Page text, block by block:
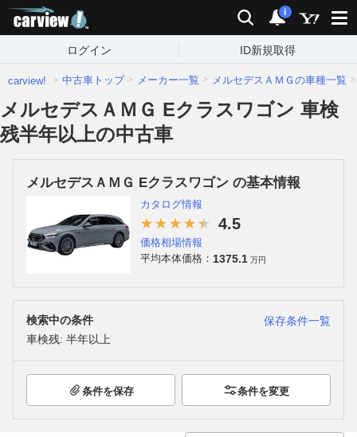
検索 通知
i
ログイン ID新規取得
carview! 中古車トップ メーカー一覧 メルセデスＡＭＧの車種一覧
メルセデスＡＭＧ Eクラスワゴン 車検
残半年以上の中古車
メルセデスＡＭＧ Eクラスワゴン の基本情報
カタログ情報
4.5
価格相場情報
平均本体価格： 1375.1 万円
検索中の条件
保存条件一覧
車検残: 半年以上
条件を保存 条件を変更